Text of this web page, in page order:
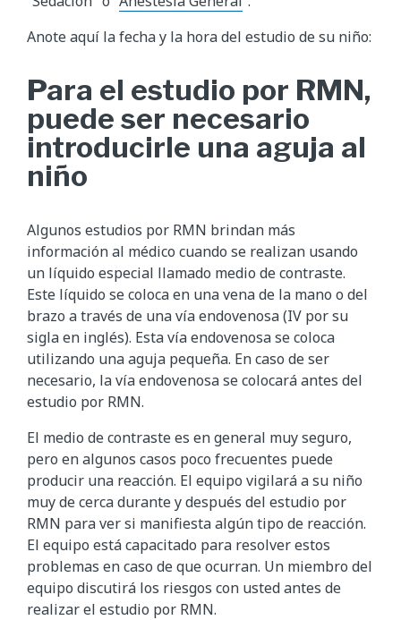
Anote aquí la fecha y la hora del estudio de su niño:
Para el estudio por RMN,
puede ser necesario
introducirle una aguja al
niño
Algunos estudios por RMN brindan más
información al médico cuando se realizan usando
un líquido especial llamado medio de contraste.
Este líquido se coloca en una vena de la mano o del
brazo a través de una vía endovenosa (IV por su
sigla en inglés). Esta vía endovenosa se coloca
utilizando una aguja pequeña. En caso de ser
necesario, la vía endovenosa se colocará antes del
estudio por RMN.
El medio de contraste es en general muy seguro,
pero en algunos casos poco frecuentes puede
producir una reacción. El equipo vigilará a su niño
muy de cerca durante y después del estudio por
RMN para ver si manifiesta algún tipo de reacción.
El equipo está capacitado para resolver estos
problemas en caso de que ocurran. Un miembro del
equipo discutirá los riesgos con usted antes de
realizar el estudio por RMN.